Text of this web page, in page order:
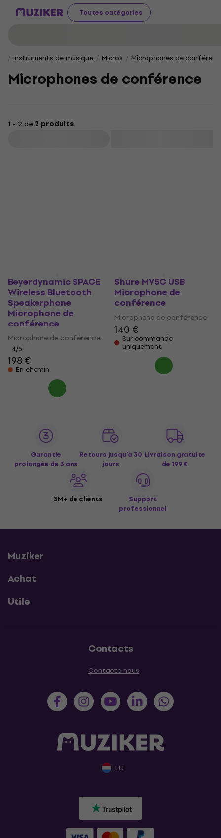
Toutes catégories
Instruments de musique Micros Microphones de
Microphones de conférence
1 - 2 de 2 produits
Beyerdynamic SPACE
Wireless Bluetooth
Speakerphone
Microphone de
conférence
Microphone de conférence
4/5
198 €
En chemin
Shure MV5C USB
Microphone de
conférence
Microphone de conférence
140 €
Sur commande
uniquement
Garantie
prolongée de 3 ans
Retours jusqu’à 30
jours
Livraison gratuite
de 199 €
3M+ de clients
Support
professionnel
Muziker
Achat
Utile
Contacts
Contacte nous
LU